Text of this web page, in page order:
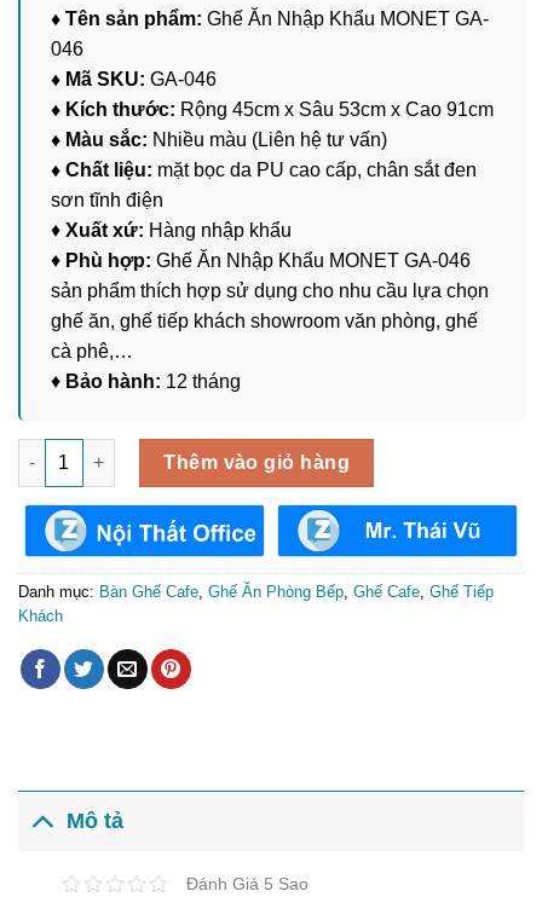
♦ Tên sản phẩm: Ghế Ăn Nhập Khẩu MONET GA-
046
♦ Mã SKU: GA-046
♦ Kích thước: Rộng 45cm x Sâu 53cm x Cao 91cm
♦ Màu sắc: Nhiều màu (Liên hệ tư vấn)
♦ Chất liệu: mặt bọc da PU cao cấp, chân sắt đen
sơn tĩnh điện
♦ Xuất xứ: Hàng nhập khẩu
♦ Phù hợp: Ghế Ăn Nhập Khẩu MONET GA-046
sản phẩm thích hợp sử dụng cho nhu cầu lựa chọn
ghế ăn, ghế tiếp khách showroom văn phòng, ghế
cà phê,…
♦ Bảo hành: 12 tháng
Ghế Ăn Nhập Khẩu MONET GA-046 số lượng
Thêm vào giỏ hàng
Danh mục: Bàn Ghế Cafe Ghế Ăn Phòng Bếp Ghế Cafe Ghế Tiếp
Khách
Mô tả
Đánh Giá 5 Sao